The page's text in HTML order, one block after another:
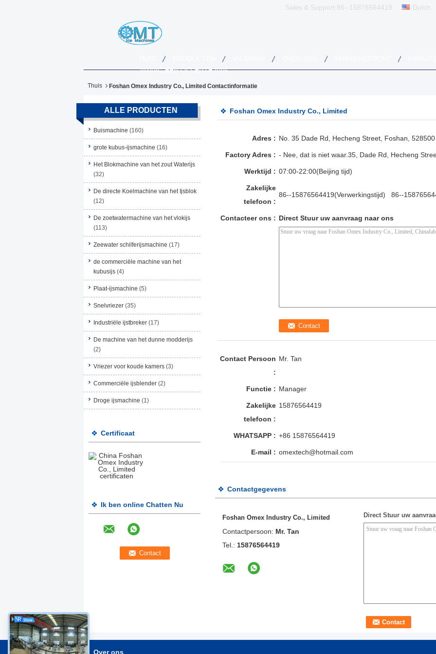
Sales & Support: 86--15876564419 Dutch
VRAAG EEN OFFERTE AAN
Thuis Foshan Omex Industry Co., Limited Contactinformatie
ALLE PRODUCTEN
Buismachine (160)
grote kubus-ijsmachine (16)
Het Blokmachine van het zout Waterijs
(32)
De directe Koelmachine van het Ijsblok
(12)
De zoetwatermachine van het vlokijs
(113)
Zeewater schilferijsmachine (17)
de commerciële machine van het
kubusijs (4)
Plaat-ijsmachine (5)
Snelvriezer (35)
Industriële ijstbreker (17)
De machine van het dunne modderijs
(2)
Vriezer voor koude kamers (3)
Commerciële ijsblender (2)
Droge ijsmachine (1)
Certificaat
Ik ben online Chatten Nu
Foshan Omex Industry Co., Limited
Adres : No. 35 Dade Rd, Hecheng Street, Foshan,
Factory Adres : - Nee, dat is niet waar.35, Dade Rd, Hecheng
Werktijd : 07:00-22:00(Beijing tijd)
Zakelijke
telefoon :
86--15876564419(Verwerkingstijd) 86--
Contacteer ons : Direct Stuur uw aanvraag naar ons
Contact Persoon
:
Mr. Tan
Functie : Manager
Zakelijke
telefoon :
15876564419
WHATSAPP : +86 15876564419
E-mail : omextech@hotmail.com
Contactgegevens
Foshan Omex Industry Co., Limited
Contactpersoon: Mr. Tan
Tel.: 15876564419
Direct Stuur uw
Over ons